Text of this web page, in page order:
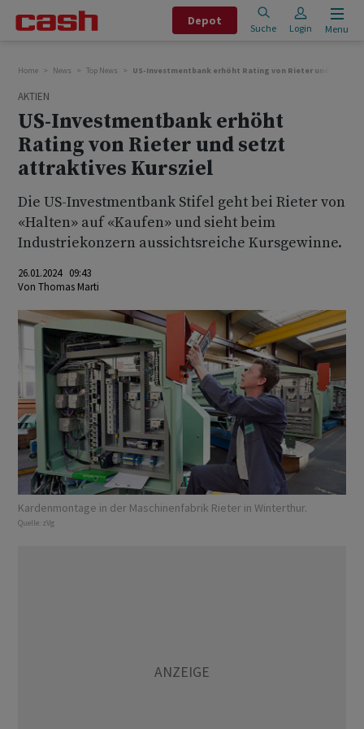
Depot
Suche Login Menu
Home News Top News US-Investmentbank erhöht Rating von Rieter und setzt
AKTIEN
US-Investmentbank erhöht
Rating von Rieter und setzt
attraktives Kursziel
Die US-Investmentbank Stifel geht bei Rieter von
«Halten» auf «Kaufen» und sieht beim
Industriekonzern aussichtsreiche Kursgewinne.
26.01.2024 09:43
Von Thomas Marti
Kardenmontage in der Maschinenfabrik Rieter in Winterthur.
Quelle: zVg